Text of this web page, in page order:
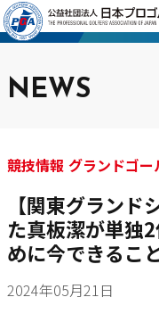
NEWS
競技情報 グランドゴ
【関東グラン
た真板潔が単独
めに今できるこ
2024年05月21日